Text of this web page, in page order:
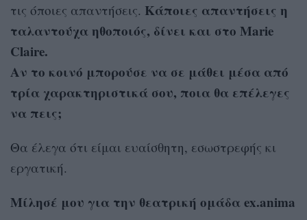
τις όποιες απαντήσεις. Κάποιες απαντήσεις η
ταλαντούχα ηθοποιός, δίνει και στο Marie
Claire.
Αν το κοινό μπορούσε να σε μάθει μέσα από
τρία χαρακτηριστικά σου, ποια θα επέλεγες
να πεις;
Θα έλεγα ότι είμαι ευαίσθητη, εσωστρεφής κι
εργατική.
Μίλησέ μου για την θεατρική ομάδα ex.anima